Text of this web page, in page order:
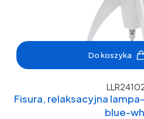
Do koszyka
Fisura, relaksacyjna
blue-